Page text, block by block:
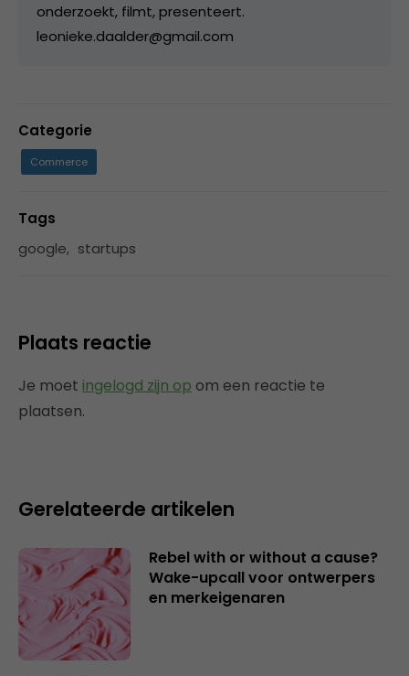
onderzoekt, filmt, presenteert.
leonieke.daalder@gmail.com
Categorie
Commerce
Tags
google, startups
Plaats reactie
Je moet ingelogd zijn op om een reactie te
plaatsen.
Gerelateerde artikelen
Rebel with or without a cause?
Wake-upcall voor ontwerpers
en merkeigenaren